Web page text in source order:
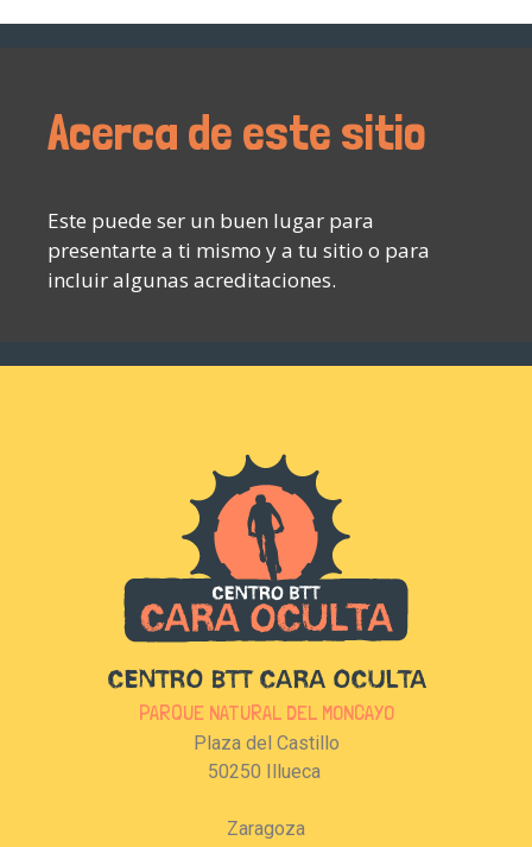
Acerca de este sitio
Este puede ser un buen lugar para
presentarte a ti mismo y a tu sitio o para
incluir algunas acreditaciones.
CENTRO BTT CARA OCULTA
PARQUE NATURAL DEL MONCAYO
Plaza del Castillo
50250 Illueca
Zaragoza